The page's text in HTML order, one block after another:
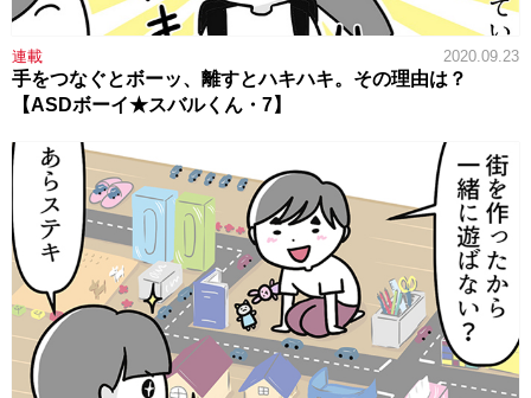
連載 2020.09.23
手をつなぐとボーッ、離すとハキハキ。その理由は？
【ASDボーイ★スバルくん・7】